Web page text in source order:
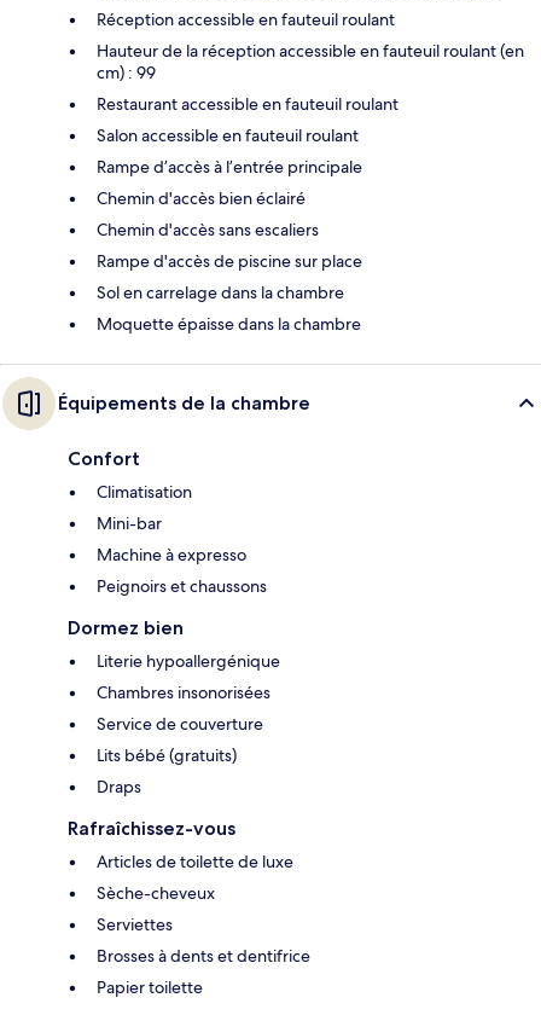
Réception accessible en fauteuil roulant
Hauteur de la réception accessible en fauteuil roulant (en
cm) : 99
Restaurant accessible en fauteuil roulant
Salon accessible en fauteuil roulant
Rampe d’accès à l’entrée principale
Chemin d'accès bien éclairé
Chemin d'accès sans escaliers
Rampe d'accès de piscine sur place
Sol en carrelage dans la chambre
Moquette épaisse dans la chambre
Équipements de la chambre
Confort
Climatisation
Mini-bar
Machine à expresso
Peignoirs et chaussons
Dormez bien
Literie hypoallergénique
Chambres insonorisées
Service de couverture
Lits bébé (gratuits)
Draps
Rafraîchissez-vous
Articles de toilette de luxe
Sèche-cheveux
Serviettes
Brosses à dents et dentifrice
Papier toilette